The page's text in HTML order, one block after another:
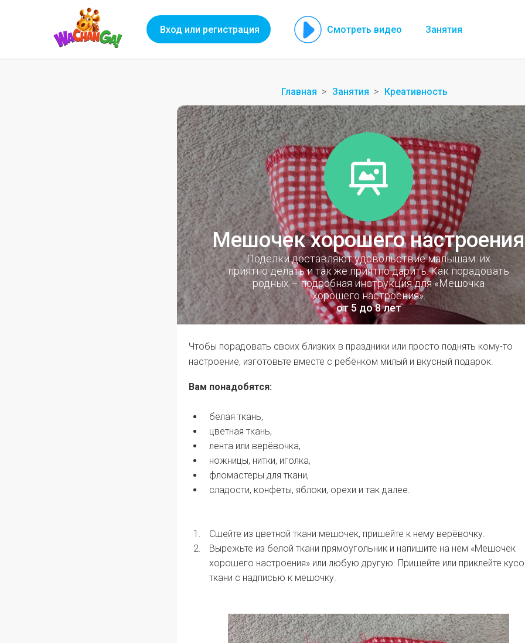
Вход или регистрация Смотреть видео Занятия
Главная Занятия Креативность
Мешочек хорошего настроения
Поделки доставляют удовольствие малышам: их
приятно делать и так же приятно дарить. Как порадовать
родных – подробная инструкция для «Мешочка
хорошего настроения».
от 5 до 8 лет
Чтобы порадовать своих близких в праздники или просто поднять кому-то
настроение, изготовьте вместе с ребёнком милый и вкусный подарок.
Вам понадобятся:
белая ткань,
цветная ткань,
лента или верёвочка,
ножницы, нитки, иголка,
фломастеры для ткани,
сладости, конфеты, яблоки, орехи и так далее.
Сшейте из цветной ткани мешочек, пришейте к нему верёвочку.
Вырежьте из белой ткани прямоугольник и напишите на нем «Мешочек
хорошего настроения» или любую другую. Пришейте или приклейте
ткани с надписью к мешочку.